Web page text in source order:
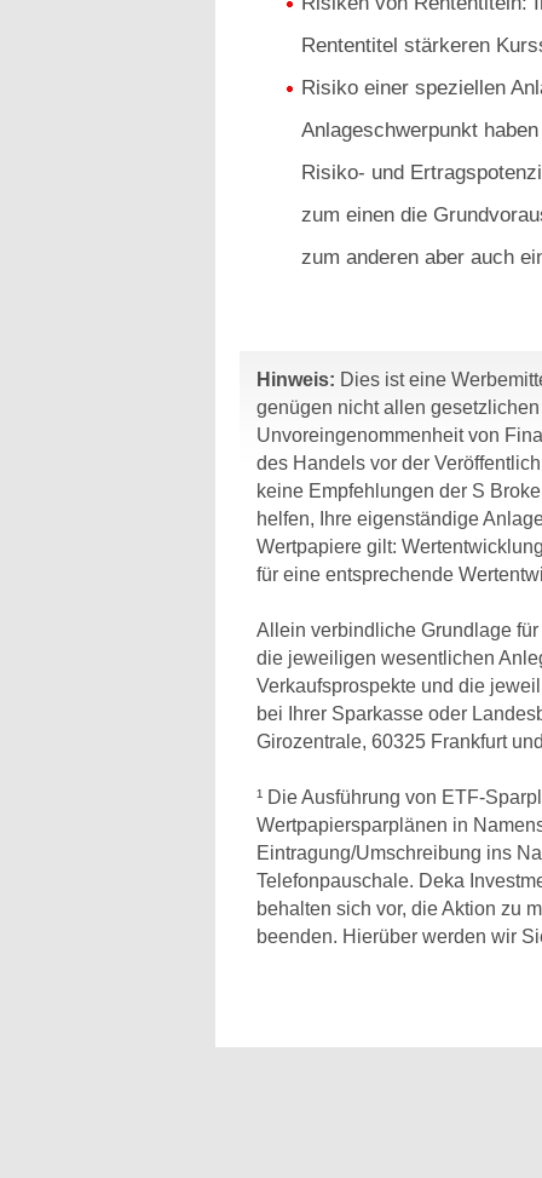
Rententitel stärkeren
Risiko einer speziellen
Anlageschwerpunkt
Risiko- und
zum einen die
zum anderen aber auch
Hinweis: Dies ist eine
genügen nicht allen
Unvoreingenommenheit von
des Handels vor der
keine Empfehlungen der S
helfen, Ihre eigenständige
Wertpapiere gilt:
für eine entsprechende
Allein verbindliche Grundlage
die jeweiligen wesentlichen
Verkaufsprospekte und die
bei Ihrer Sparkasse oder
Girozentrale, 60325 Frankfurt
¹ Die Ausführung von ETF-
Wertpapiersparplänen in
Eintragung/Umschreibung ins
Telefonpauschale. Deka
behalten sich vor, die Aktion zu
beenden. Hierüber werden wir